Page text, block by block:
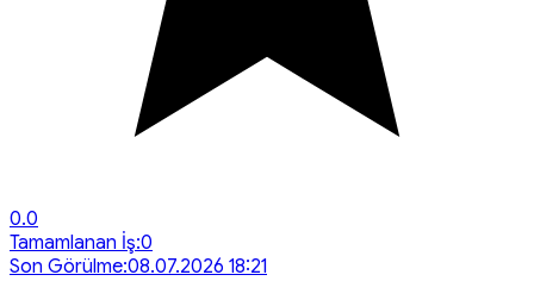
0.0
Tamamlanan İş:0
Son Görülme:08.07.2026 18:21